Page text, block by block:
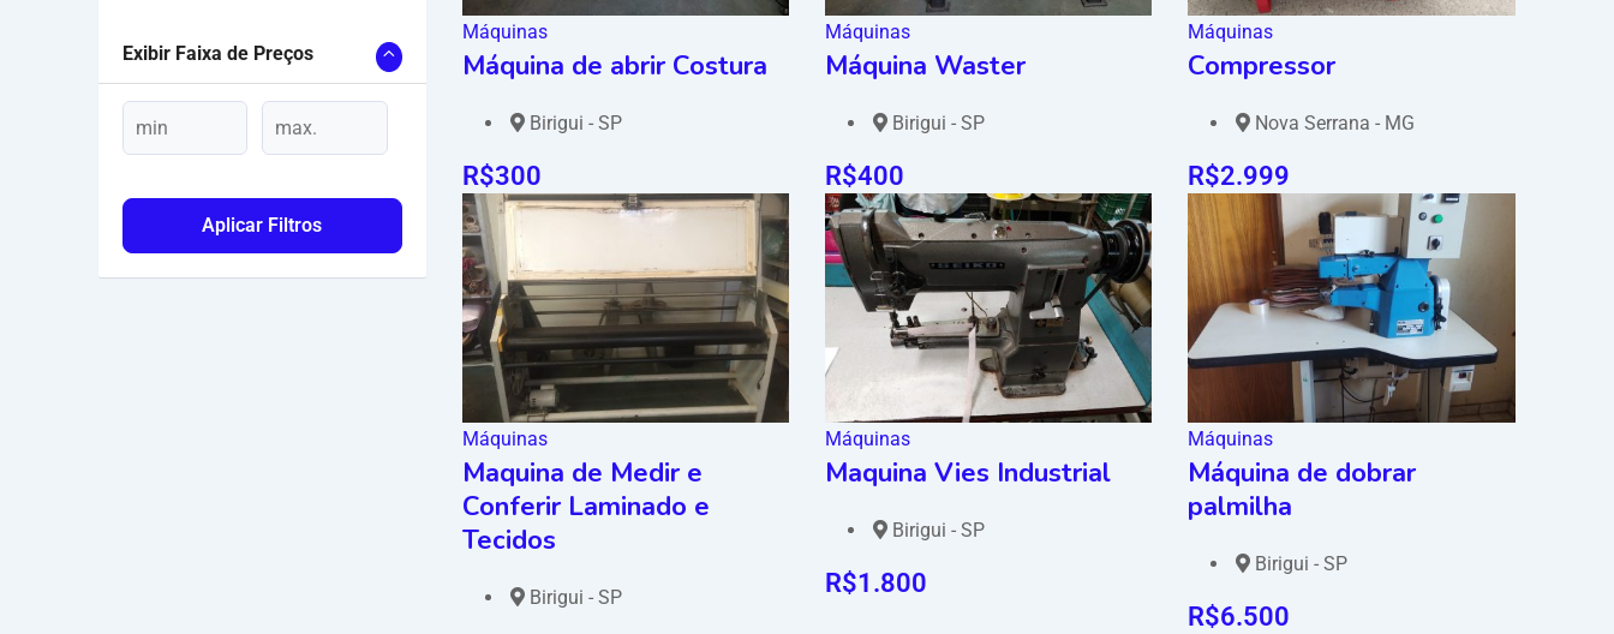
Exibir Faixa de Preços
Aplicar Filtros
Máquinas
Máquina de abrir Costura
Birigui - SP
R$300
Máquinas
Máquina Waster
Birigui - SP
R$400
Máquinas
Compressor
Nova Serrana - MG
R$2.999
Máquinas
Maquina de Medir e
Conferir Laminado e
Tecidos
Birigui - SP
Máquinas
Maquina Vies Industrial
Birigui - SP
R$1.800
Máquinas
Máquina de dobrar
palmilha
Birigui - SP
R$6.500